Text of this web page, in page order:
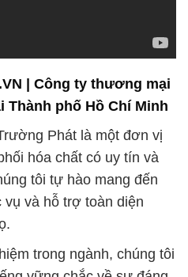
Phát là một đơn vị
hóa chất có uy tín và
tôi tự hào mang đến
và hỗ trợ toàn diện
trong ngành, chúng tôi
vững chắc về sự đáng
tôi đã trở thành đối tác
nghiệp và tổ chức
nhẫn và cam kết của
tìm thấy giải pháp phù